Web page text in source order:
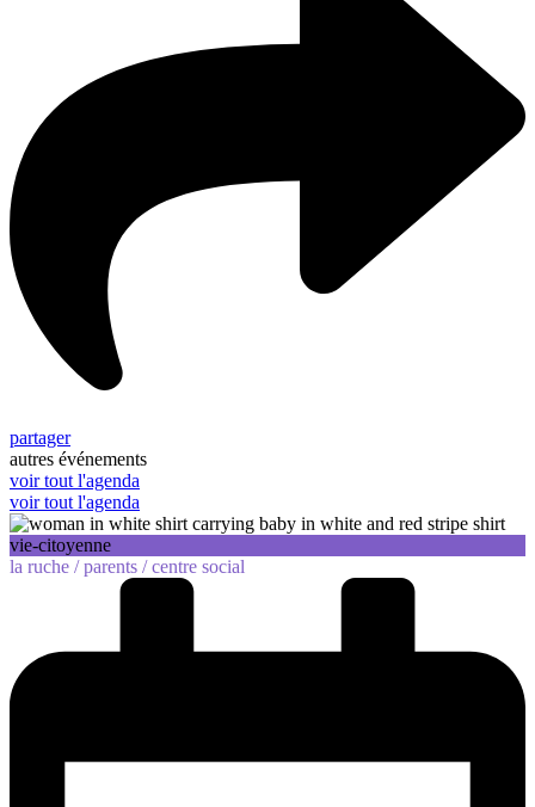
partager
autres événements
voir tout l'agenda
voir tout l'agenda
vie-citoyenne
la ruche /parents /centre social